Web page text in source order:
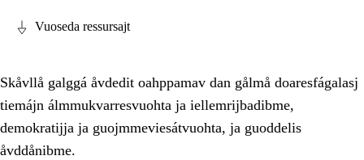
Vuoseda ressursajt
Skåvllå galggá åvdedit oahppamav dan gålmå doaresfágalasj
tiemájn álmmukvarresvuohta ja iellemrijbadibme,
demokratijja ja guojmmeviesátvuohta, ja guoddelis
åvddånibme.